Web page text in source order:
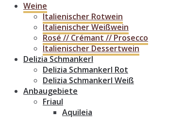
Weine
Italienischer Rotwein
Italienischer Weißwein
Rosé // Crémant // Prosecco
Italienischer Dessertwein
Delizia Schmankerl
Delizia Schmankerl Rot
Delizia Schmankerl Weiß
Anbaugebiete
Friaul
Aquileia